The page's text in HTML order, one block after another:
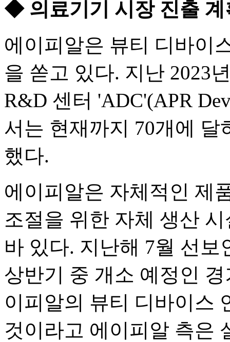
◆ 의료기기 시장 진출
에이피알은 뷰티 디바이
을 쏟고 있다. 지난 2023
R&D 센터 'ADC'(APR
서는 현재까지 70개에
했다.
에이피알은 자체적인 제
조절을 위한 자체 생산
바 있다. 지난해 7월 선
상반기 중 개소 예정인
이피알의 뷰티 디바이스
것이라고 에이피알 측은